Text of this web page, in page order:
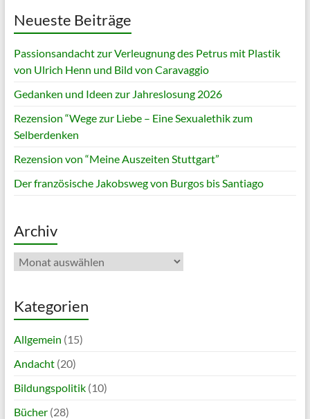
Neueste Beiträge
Passionsandacht zur Verleugnung des Petrus mit Plastik
von Ulrich Henn und Bild von Caravaggio
Gedanken und Ideen zur Jahreslosung 2026
Rezension “Wege zur Liebe – Eine Sexualethik zum
Selberdenken
Rezension von “Meine Auszeiten Stuttgart”
Der französische Jakobsweg von Burgos bis Santiago
Archiv
Archiv
Kategorien
Allgemein (15)
Andacht(20)
Bildungspolitik(10)
Bücher(28)